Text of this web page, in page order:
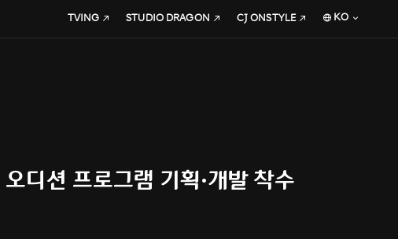
TVING STUDIO DRAGON CJ ONSTYLE KO
디션 프로그램 기획·개발 착수